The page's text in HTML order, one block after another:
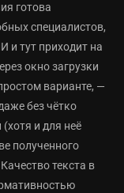
готова
специалистов,
и тут приходит на
окно загрузки
варианте, —
без чётко
и для неё
полученного
текста в